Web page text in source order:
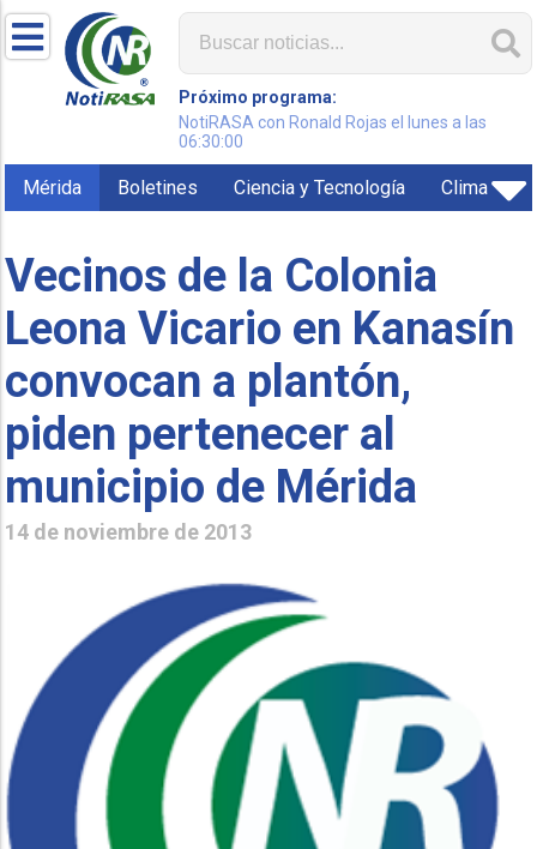
Próximo programa:
NotiRASA con Ronald Rojas el lunes a las
06:30:00
Mérida Boletines Ciencia y Tecnología Clima
Vecinos de la Colonia
Leona Vicario en Kanasín
convocan a plantón,
piden pertenecer al
municipio de Mérida
14 de noviembre de 2013